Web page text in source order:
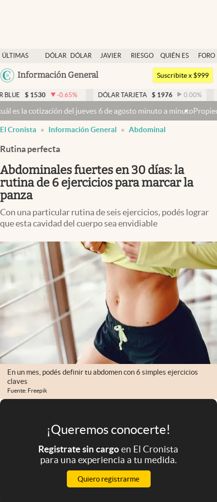
ÚLTIMAS
NOTICIAS
DÓLAR
DÓLAR
JAVIER
RIESGO
QUIÉN ES
QUIÉN
FORO
Argentina
México
Información General
Dólar
Members
Economía y Política
Finanzas y Mercados
Mercados Online
Negocios
Columnistas
Otras secciones
Infotechnology
Clase
Eventos Corporativos
El Cronista Studio
abre en nueva pestaña
Suscribite x $999
-0.65% DÓLAR TARJETA $ 1976 0.00 % DÓLAR MEP
6 de agosto minuto a minutoPropiedad privada: mientras el
El Cronista Información General Abdominal
Rutina perfecta
Abdominales fuertes en 30 días: la
rutina de 6 ejercicios para marcar la
panza
Con una particular rutina de seis ejercicios, podés lograr
que esta cavidad del cuerpo sea envidiable
En un mes, podés definir tu abdomen con 6 simples ejercicios
claves
Fuente: Freepik
¡Queremos conocerte!
Registrate sin cargoen El Cronista
para una experiencia a tu medida.
Quiero registrarme